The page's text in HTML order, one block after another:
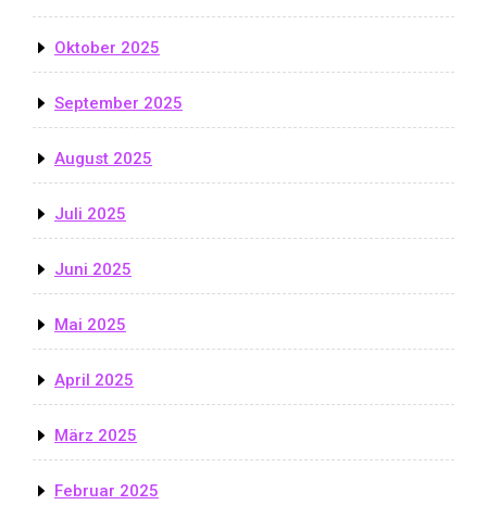
Oktober 2025
September 2025
August 2025
Juli 2025
Juni 2025
Mai 2025
April 2025
März 2025
Februar 2025